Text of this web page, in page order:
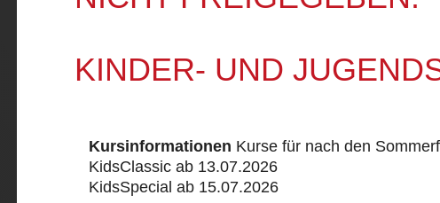
KINDER- UND
Kursinformationen Kurse für nach den
KidsClassic ab 13.07.2026
KidsSpecial ab 15.07.2026